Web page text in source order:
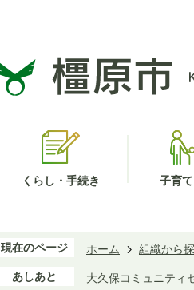
くらし・手続き 子育
現在のページ ホーム 組織から
あしあと 大久保コミュニティ